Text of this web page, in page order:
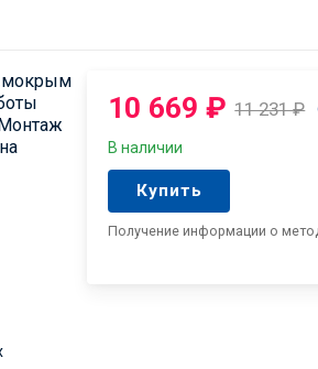
10 669₽ 11 231₽
В наличии
Купить
Получение информации о